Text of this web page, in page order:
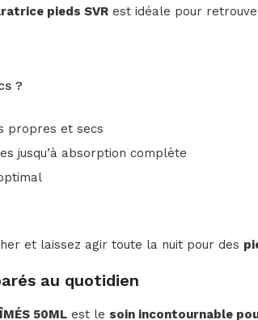
pieds SVR est idéale pour
?
propres et secs
jusqu’à absorption complète
et laissez agir toute la nuit pour des
au quotidien
50ML est le soin incontournable